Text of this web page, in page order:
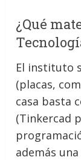
¿Qué
El instituto
(placas,
casa basta
(Tinkercad
además una